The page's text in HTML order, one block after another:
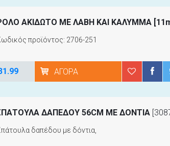
ΑΚΙΔΩΤΟ ΜΕ ΛΑΒΗ ΚΑΙ ΚΑΛΥΜΜΑ
προϊόντος: 2706-251
ΑΓΟΡΆ
ΔΑΠΕΔΟΥ 56CM ΜΕ ΔΟΝΤΙΑ
δαπέδου με δόντια,